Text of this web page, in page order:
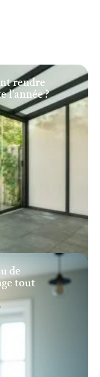
rendre
?
de
tout